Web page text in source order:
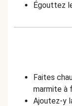
Égouttez
Faites
marmite à
Ajoutez-y